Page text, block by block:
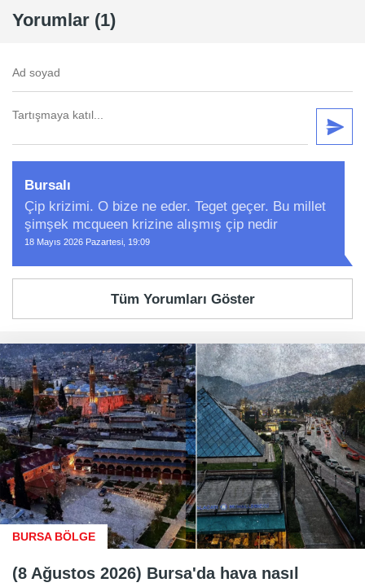
Yorumlar (1)
Bursalı
Çip krizimi. O bize ne eder. Teget geçer. Bu millet
şimşek mcqueen krizine alışmış çip nedir
18 Mayıs 2026 Pazartesi, 19:09
Tüm Yorumları Göster
BURSA BÖLGE
(8 Ağustos 2026) Bursa'da hava nasıl